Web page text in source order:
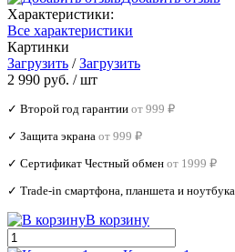
Характеристики:
Все характеристики
Картинки
Загрузить /Загрузить
2 990 руб. / шт
✓ Второй год гарантии от 999 ₽
✓ Защита экрана от 999 ₽
✓ Сертификат Честный обмен от 1999 ₽
✓ Trade‑in смартфона, планшета и ноутбука
В корзину